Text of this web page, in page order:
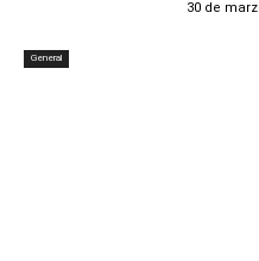
General
30 de